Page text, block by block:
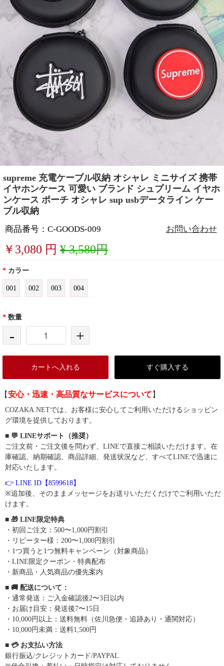
supreme 充電ケーブル収納 オシャレ ミニサイズ 携帯​
イヤホンケース 可愛い ブランド シュプリーム イヤホ
ンケース ポーチ オシャレ sup usbデータライン ケー
ブル収納​
商品番号：C-GOODS-009 お問い合わせ
￥ 3,080 円 ¥ 3,580円
* カラー
001 002 003 004
* 数量
- +
カートへ入れる すぐ購入する
【安心・迅速・高品質なサービスについて 】
COZAKA.NETでは、お客様に安心してご利用いただけるショッピン
グ環境を提供しております。
■ 💬 LINEサポート（推奨）
ご注文前・ご注文後を問わず、LINEで直接ご相談いただけます。在
庫確認、納期確認、商品詳細、発送状況など、すべてLINEで迅速に
対応いたします。
👉 LINE ID【8599618】
※追加後、そのままメッセージをお送りいただくだけでご利用いただ
けます。
■ 🎁 LINE限定特典
・初回ご注文：500〜1,000円割引
・リピーター様：200〜1,000円割引
・1つ買うと1つ無料キャンペーン（対象商品）
・LINE限定クーポン・特典配布
・新商品・人気商品の優先案内
■ 🚚 配送について：
・通常発送：ご入金確認後2〜3日以内
・お届け目安：発送後7〜15日
・10,000円以上：送料無料（佐川急便・追跡あり・通関対応）
・10,000円未満：送料1,500円
■ 💳 お支払い方法
銀行振込/クレジットカード/PAYPAL